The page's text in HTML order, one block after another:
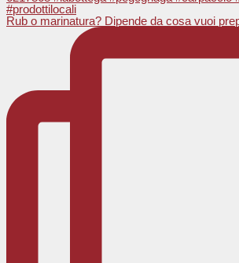
Rub o marinatura? Dipende da cosa vuoi